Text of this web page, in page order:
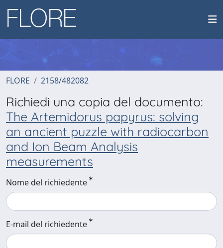
FLORE 2158/482082
Richiedi una copia del documento:
The Artemidorus papyrus: solving
an ancient puzzle with radiocarbon
and Ion Beam Analysis
measurements
Nome del richiedente
E-mail del richiedente